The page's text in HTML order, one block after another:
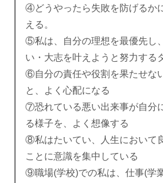
④どうやったら失敗を防げるか
える。
⑤私は、自分の理想を最優先し
い・大志を叶えようと努力する
⑥自分の責任や役割を果たせな
と、よく心配になる
⑦恐れている悪い出来事が自分
る様子を、よく想像する
⑧私はたいてい、人生において
ことに意識を集中している
⑨職場(学校)での私は、仕事(学